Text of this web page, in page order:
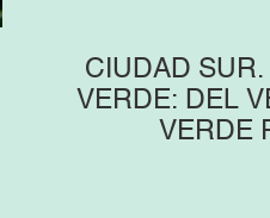
CIUDAD
VERDE: DEL
VERDE